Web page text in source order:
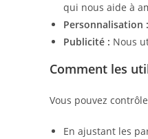
qui nous aide à
Personnalisation :
Publicité : Nous
Comment les
Vous pouvez
En ajustant les